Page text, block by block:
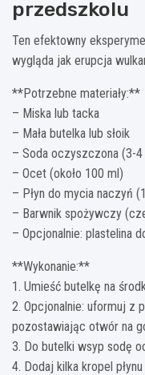
przedszkolu
Ten efektowny
wygląda jak erupcja
**Potrzebne materiały:**
– Miska lub tacka
– Mała butelka lub słoik
– Soda oczyszczona (3-4
– Ocet (około 100 ml)
– Płyn do mycia naczyń
– Barwnik spożywczy
– Opcjonalnie: plastelina
**Wykonanie:**
1. Umieść butelkę na
2. Opcjonalnie: uformuj z
pozostawiając otwór na
3. Do butelki wsyp sodę
4. Dodaj kilka kropel